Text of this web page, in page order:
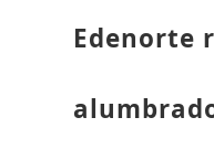
Edenorte